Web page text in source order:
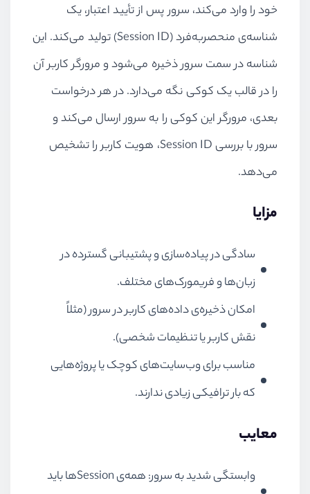
خود را وارد می‌کند، سرور پس از تأیید اعتبار، یک
شناسه‌ی منحصربه‌فرد (Session ID) تولید می‌کند. این
شناسه در سمت سرور ذخیره می‌شود و مرورگر کاربر آن
را در قالب یک کوکی نگه می‌دارد. در هر درخواست
بعدی، مرورگر این کوکی را به سرور ارسال می‌کند و
سرور با بررسی Session ID، هویت کاربر را تشخیص
می‌دهد.
مزایا
سادگی در پیاده‌سازی و پشتیبانی گسترده در
زبان‌ها و فریمورک‌های مختلف.
امکان ذخیره‌ی داده‌های کاربر در سرور (مثلاً
نقش کاربر یا تنظیمات شخصی).
مناسب برای وب‌سایت‌های کوچک یا پروژه‌هایی
که بار ترافیکی زیادی ندارند.
معایب
وابستگی شدید به سرور: همه‌ی Sessionها باید